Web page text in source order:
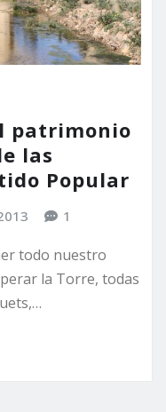
patrimonio
las
Popular
1
todo nuestro
la Torre, todas